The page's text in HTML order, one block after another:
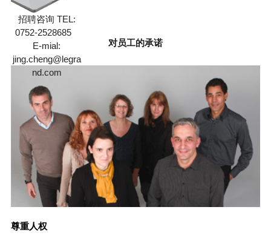
招聘咨询 TEL:
0752-2528685
E-mial:
jing.cheng@legra
nd.com
对员工的承诺
尊重人权